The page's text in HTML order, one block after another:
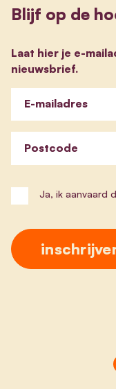
Blijf op de
Laat hier je e-
nieuwsbrief.
E-mailadres
Postcode
Ja, ik aanvaard